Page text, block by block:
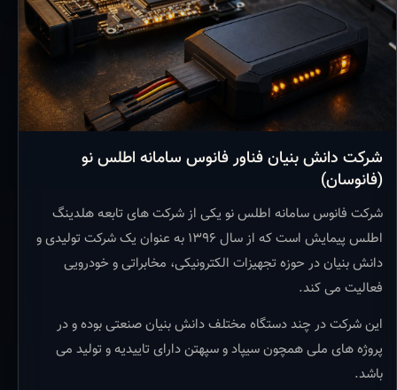
شرکت دانش بنیان فناور فانوس سامانه اطلس نو
(فانوسان)
شرکت فانوس سامانه اطلس نو یکی از شرکت های تابعه هلدینگ
اطلس پیمایش است که از سال ۱۳۹۶ به عنوان یک شرکت تولیدی و
دانش بنیان در حوزه تجهیزات الکترونیکی، مخابراتی و خودرویی
فعالیت می کند.
این شرکت در چند دستگاه مختلف دانش بنیان صنعتی بوده و در
پروژه های ملی همچون سیپاد و سپهتن دارای تاییدیه و تولید می
باشد.